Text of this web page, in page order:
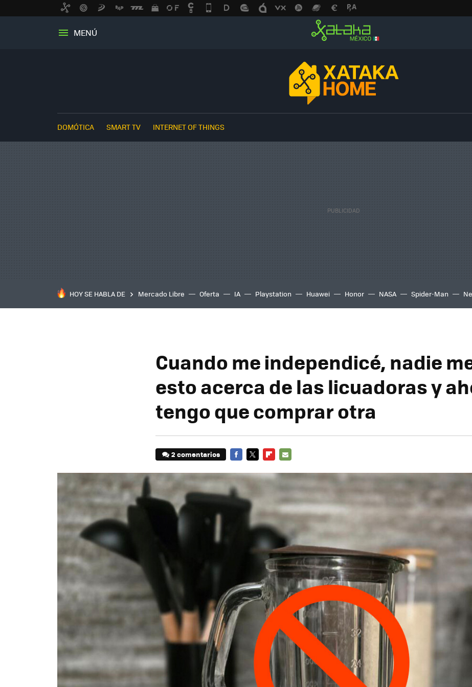
MENÚ
DOMÓTICA SMART TV INTERNET OF THINGS
HOY SE HABLA DE Mercado Libre Oferta IA Playstation Huawei Honor NASA Spider-Man
Cuando me independicé, nadie
esto acerca de las licuadoras y
tengo que comprar otra
2 comentarios
MAIL